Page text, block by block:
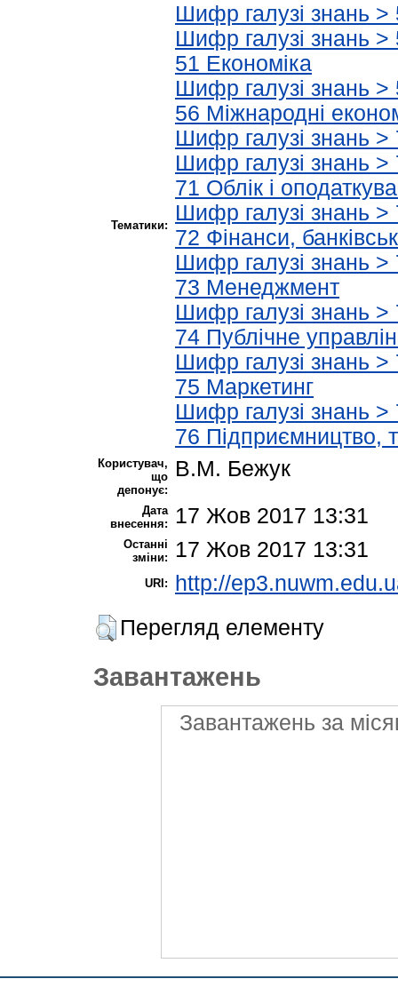
Тематики:
Шифр галузі знань >
Шифр галузі знань >
51 Економіка
Шифр галузі знань >
56 Міжнародні
Шифр галузі знань >
Шифр галузі знань >
71 Облік і
Шифр галузі знань >
72 Фінанси,
Шифр галузі знань >
73 Менеджмент
Шифр галузі знань >
74 Публічне
Шифр галузі знань >
75 Маркетинг
Шифр галузі знань >
76 Підприємництво,
Користувач,
що
депонує:
В.М. Бежук
Дата
внесення:
17 Жов 2017 13:31
Останні
зміни:
17 Жов 2017 13:31
URI:
http://
Перегляд елементу
Завантажень
Завантажень за